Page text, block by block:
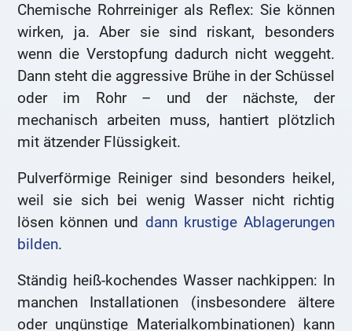
Chemische Rohrreiniger als Reflex: Sie können
wirken, ja. Aber sie sind riskant, besonders
wenn die Verstopfung dadurch nicht weggeht.
Dann steht die aggressive Brühe in der Schüssel
oder im Rohr – und der nächste, der
mechanisch arbeiten muss, hantiert plötzlich
mit ätzender Flüssigkeit.
Pulverförmige Reiniger sind besonders heikel,
weil sie sich bei wenig Wasser nicht richtig
lösen können und dann krustige Ablagerungen
bilden.
Ständig heiß-kochendes Wasser nachkippen: In
manchen Installationen (insbesondere ältere
oder ungünstige Materialkombinationen) kann